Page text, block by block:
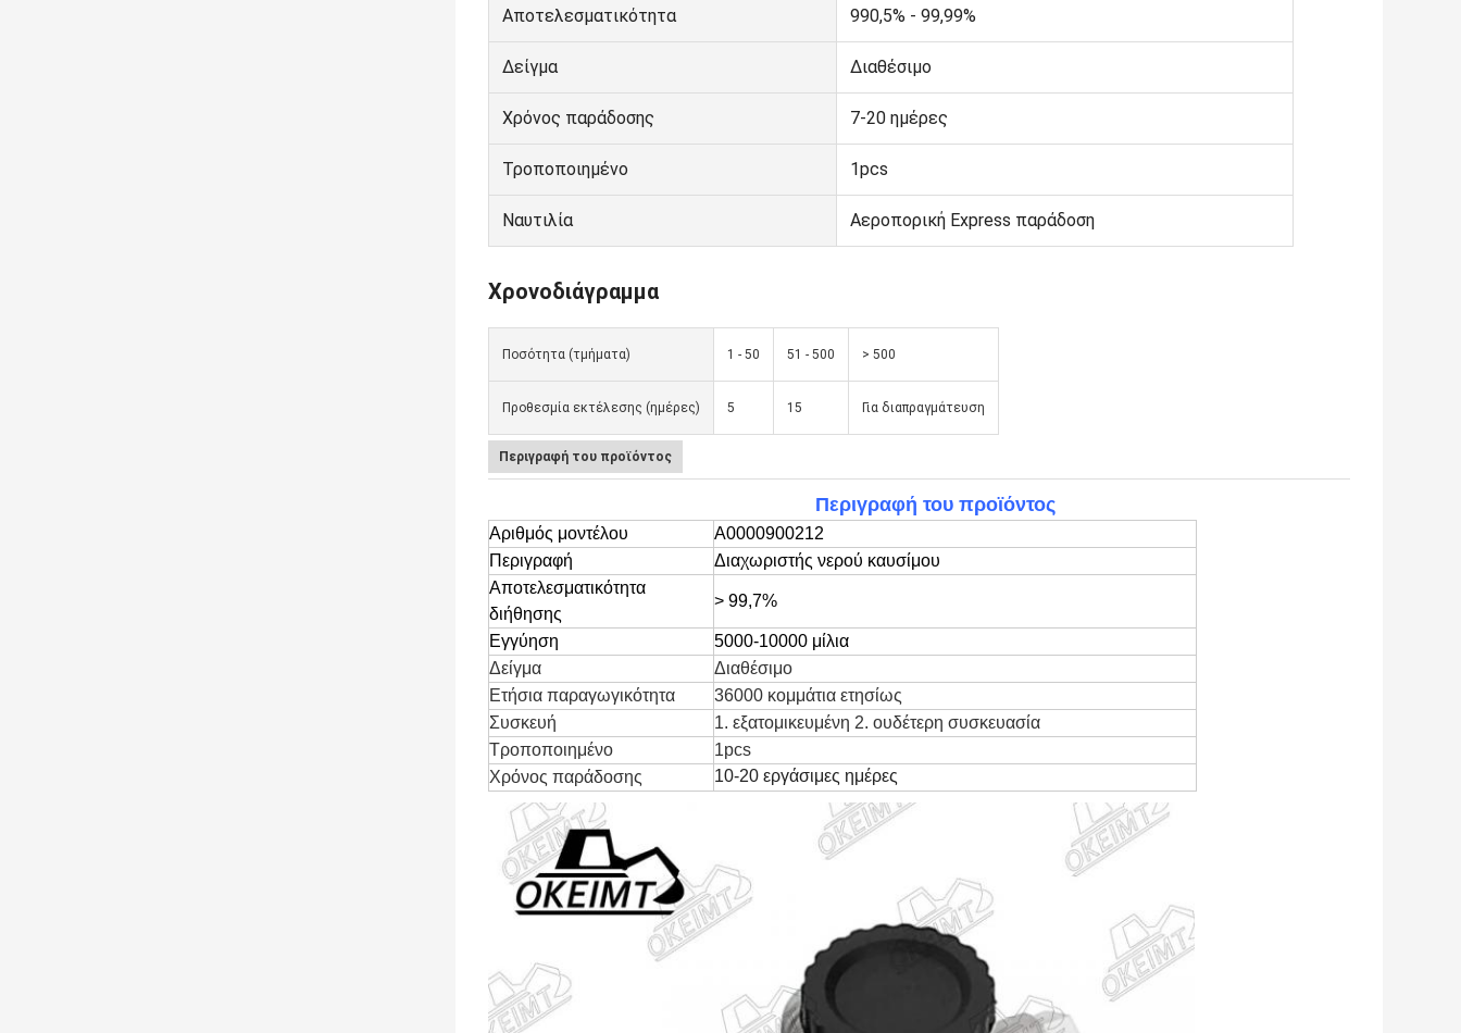
Αποτελεσματικότητα 990,5% - 99,99%
Δείγμα Διαθέσιμο
Χρόνος παράδοσης 7-20 ημέρες
Τροποποιημένο 1pcs
Ναυτιλία Αεροπορική Express παράδοση
Χρονοδιάγραμμα
Ποσότητα (τμήματα) 1 - 50 51 - 500 > 500
Προθεσμία εκτέλεσης (ημέρες) 5 15 Για διαπραγμάτευση
Περιγραφή του προϊόντος
Περιγραφή του προϊόντος
Αριθμός μοντέλου
Α0000900212
Περιγραφή
Διαχωριστής νερού καυσίμου
Αποτελεσματικότητα
διήθησης
> 99,7%
Εγγύηση
5000-10000 μίλια
Δείγμα
Διαθέσιμο
Ετήσια παραγωγικότητα
36000 κομμάτια ετησίως
Συσκευή
1. εξατομικευμένη 2. ουδέτερη συσκευασία
Τροποποιημένο
1pcs
Χρόνος παράδοσης
10-20 εργάσιμες ημέρες